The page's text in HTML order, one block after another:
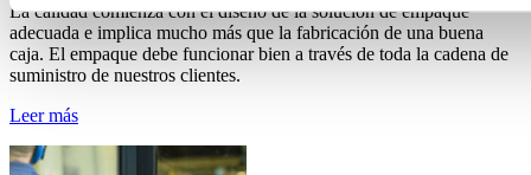
La calidad comienza con el diseño de la solución de empaque
adecuada e implica mucho más que la fabricación de una buena
caja. El empaque debe funcionar bien a través de toda la cadena de
suministro de nuestros clientes.
Leer más